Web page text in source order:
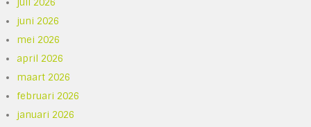
juli 2026
juni 2026
mei 2026
april 2026
maart 2026
februari 2026
januari 2026